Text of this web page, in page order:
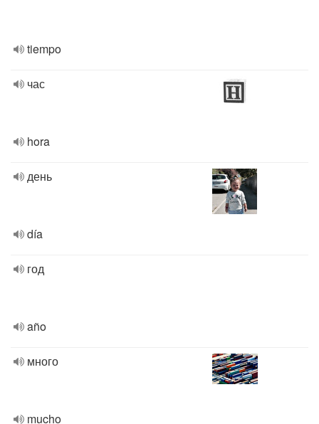
tiempo
час
hora
день
día
год
año
много
mucho